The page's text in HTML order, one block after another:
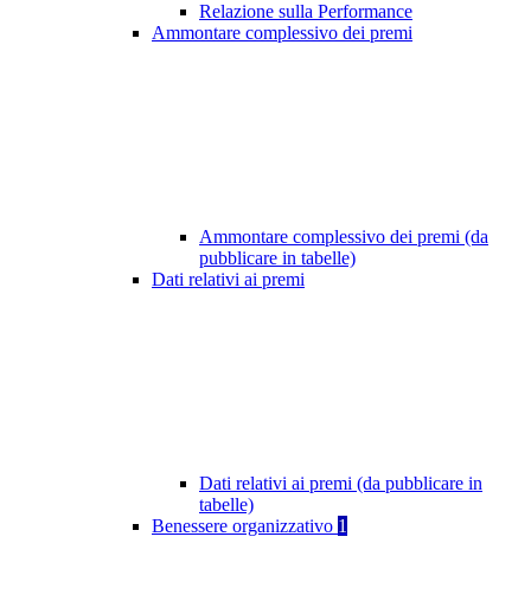
Relazione sulla Performance
Ammontare complessivo dei premi
Ammontare complessivo dei premi (da
pubblicare in tabelle)
Dati relativi ai premi
Dati relativi ai premi (da pubblicare in
tabelle)
Benessere organizzativo 1